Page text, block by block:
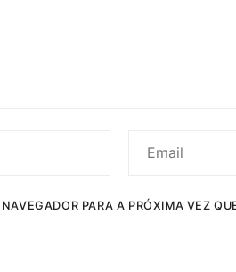
PARA A PRÓXIMA VEZ